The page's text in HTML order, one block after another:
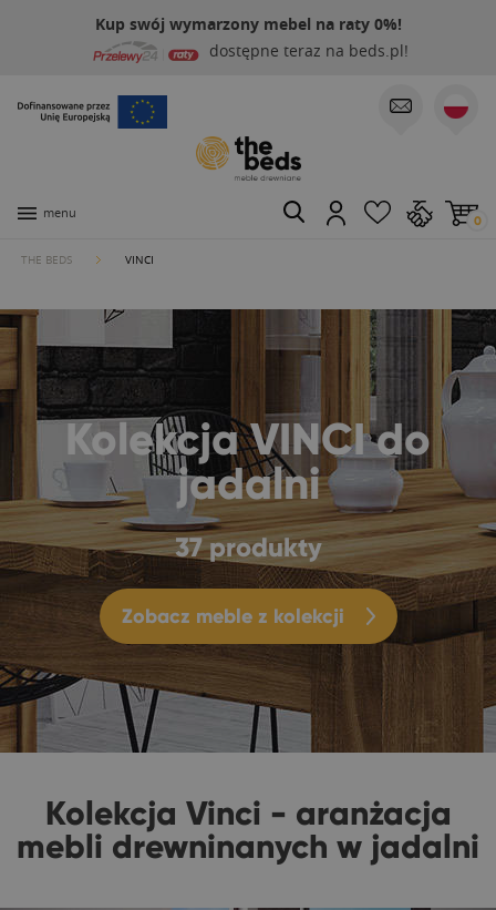
Kup swój wymarzony mebel na raty 0%!
dostępne teraz na beds.pl!
menu 0
THE BEDS VINCI
Kolekcja VINCI do
jadalni
37 produkty
Zobacz meble z kolekcji
Kolekcja Vinci - aranżacja
mebli drewninanych w jadalni